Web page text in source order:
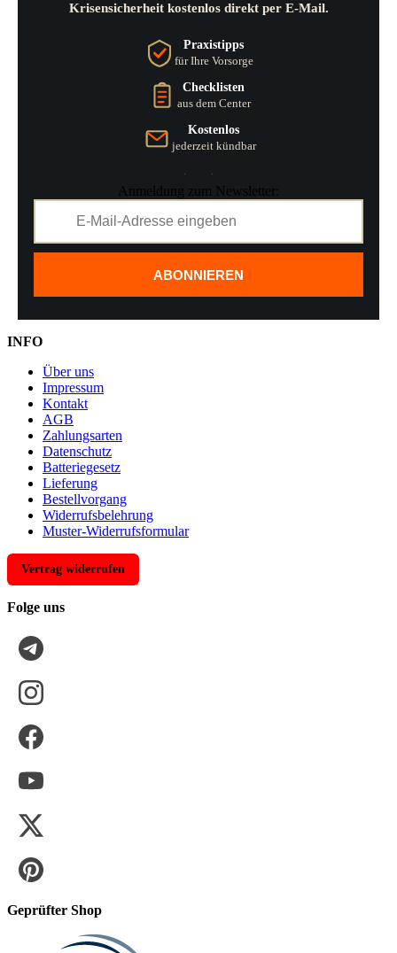
Krisensicherheit kostenlos direkt per E-Mail.
Praxistipps
für Ihre Vorsorge
Checklisten
aus dem Center
Kostenlos
jederzeit kündbar
Anmeldung zum Newsletter:
ABONNIEREN
INFO
Über uns
Impressum
Kontakt
AGB
Zahlungsarten
Datenschutz
Batteriegesetz
Lieferung
Bestellvorgang
Widerrufsbelehrung
Muster-Widerrufsformular
Vertrag widerrufen
Folge uns
Geprüfter Shop